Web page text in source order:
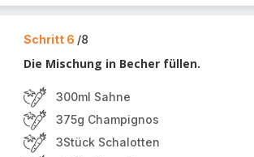
Schritt 6 /8
Die Mischung in Becher füllen.
300ml Sahne
375g Champignos
3Stück Schalotten